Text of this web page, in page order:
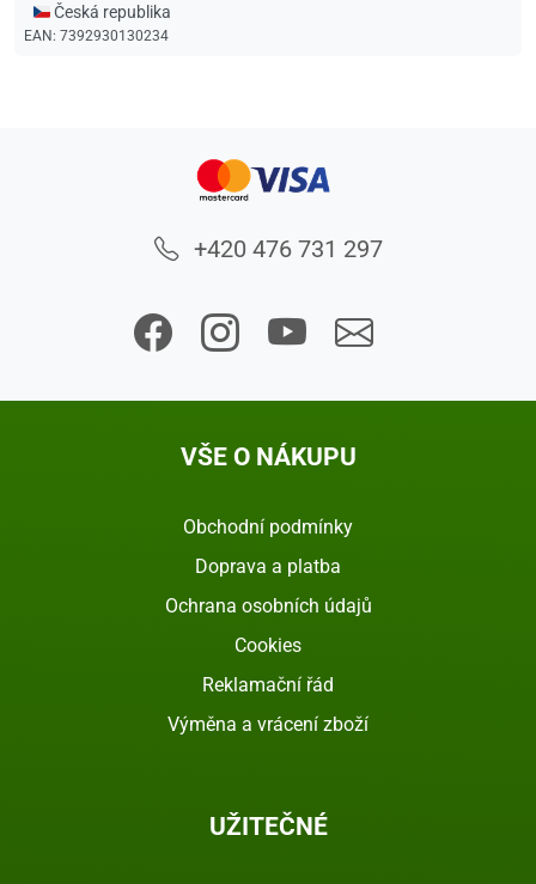
🇨🇿 Česká republika
EAN: 7392930130234
+420 476 731 297
VŠE O NÁKUPU
Obchodní podmínky
Doprava a platba
Ochrana osobních údajů
Cookies
Reklamační řád
Výměna a vrácení zboží
UŽITEČNÉ